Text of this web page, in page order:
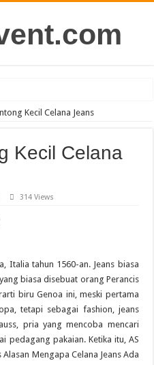
Kecantikan Korea di Indonesia
Kecil Celana Jeans
Kecil Celana
314 Views
Italia tahun 1560-an. Jeans biasa
biasa disebuat orang Perancis
biru Genoa ini, meski pertama
tetapi sebagai fashion, jeans
pria yang mencoba mencari
pedagang pakaian. Ketika itu, AS
Mengapa Celana Jeans Ada